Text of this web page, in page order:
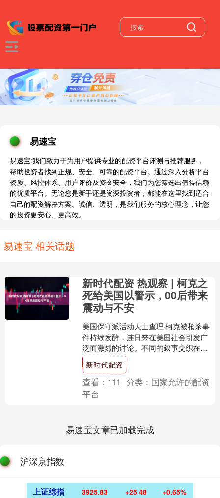
易速宝
易速宝:我们致力于为用户提供专业的配资平台评测与推荐服务，
帮助投资者找到正规、安全、可靠的配资平台。通过深入分析平台
资质、风控体系、用户评价及资金安全，我们为您筛选出值得信赖
的优质平台。无论您是新手还是资深投资者，都能在这里找到适合
自己的配资解决方案。诚信、透明，是我们服务的核心理念，让您
的投资更安心、更高效。
易速宝 相关话题
新时代配资 热观察 | 柯克之
死给美国以警示，00后带来
震动与不安
美国保守派活动人士查理·柯克被枪杀事
件持续发酵，连日来在美国社会引发广
泛而激烈的讨论。不同的叙事交织在一
起。当柯克血流如注捂着脖子倒下后，
人们很快从最初的枪支暴....
新时代配资
查看： 111 分类： 国家允许的配资
平台
易速宝文章已加载完成
沪深京指数
上证综指 3925.83 +25.48 +0.65%